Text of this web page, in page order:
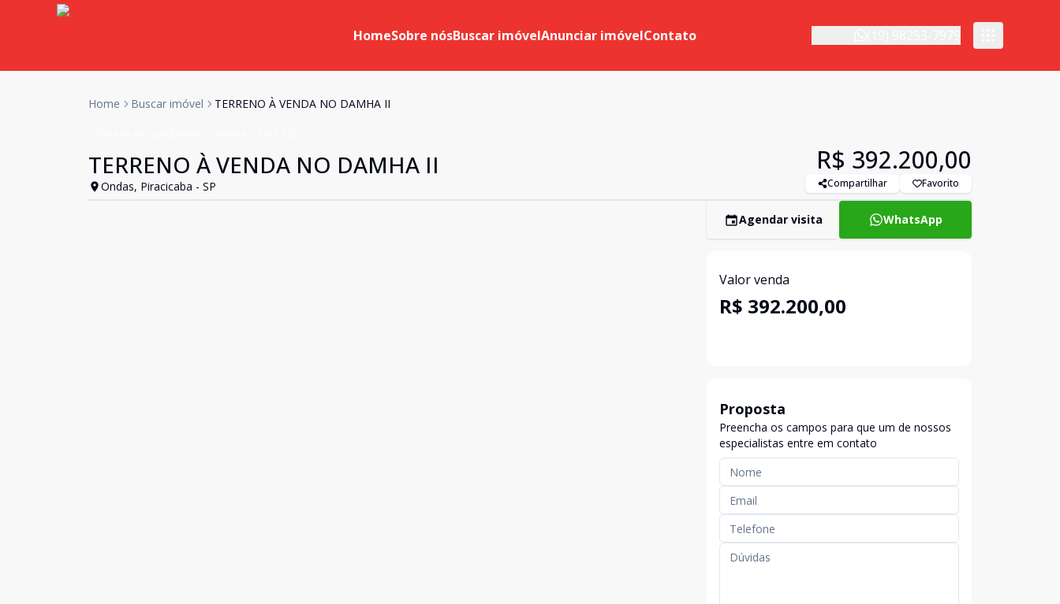
HomeSobre nósBuscar imóvelAnunciar imóvelContato
Home Buscar imóvel TERRENO À VENDA NO DAMHA II
TERRENO À VENDA NO DAMHA II
Ondas, Piracicaba - SP
R$ 392.200,00
Compartilhar Favorito
Agendar visita WhatsApp
Valor venda
R$ 392.200,00
Proposta
Preencha os campos para que um de nossos
especialistas entre em contato